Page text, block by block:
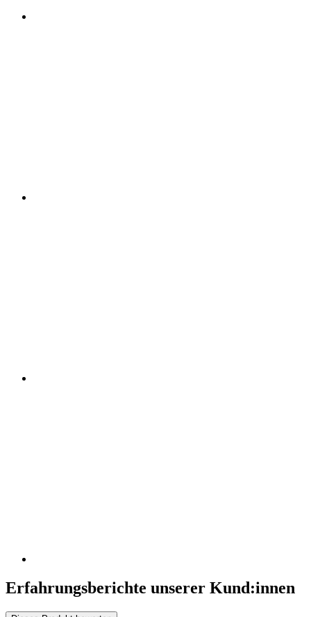
Erfahrungsberichte unserer Kund:innen